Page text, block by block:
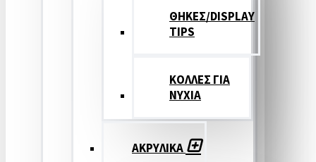
ΘΗΚΕΣ/DISPLAY
TIPS
ΚΟΛΛΕΣ ΓΙΑ
ΝΥΧΙΑ
ΑΚΡΥΛΙΚΑ